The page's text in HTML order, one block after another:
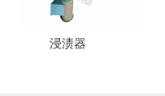
浸渍器